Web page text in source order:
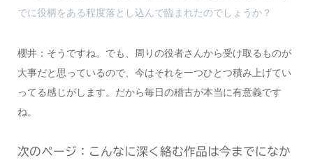
でに役柄をある程度落とし込んで臨まれたのでしょうか？
櫻井：そうですね。でも、周りの役者さんから受け取るものが
大事だと思っているので、今はそれを一つひとつ積み上げてい
ってる感じがします。だから毎日の稽古が本当に有意義です
ね。
次のページ：こんなに深く絡む作品は今までになか